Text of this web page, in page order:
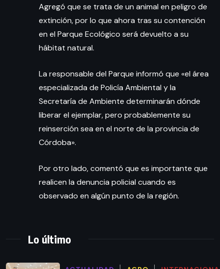
Agregó que se trata de un animal en peligro de
extinción, por lo que ahora tras su contención
en el Parque Ecológico será devuelto a su
hábitat natural.
La responsable del Parque informó que «el área
especializada de Policía Ambiental y la
Secretaría de Ambiente determinarán dónde
liberar el ejemplar, pero probablemente su
reinserción sea en el norte de la provincia de
Córdoba».
Por otro lado, comentó que es importante que
realicen la denuncia policial cuando es
observado en algún punto de la región.
Lo último